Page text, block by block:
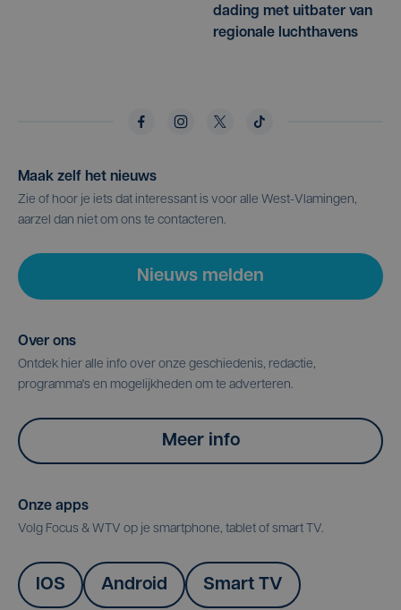
dading met uitbater van
regionale luchthavens
Maak zelf het nieuws
Zie of hoor je iets dat interessant is voor alle West-Vlamingen,
aarzel dan niet om ons te contacteren.
Nieuws melden
Over ons
Ontdek hier alle info over onze geschiedenis, redactie,
programma's en mogelijkheden om te adverteren.
Meer info
Onze apps
Volg Focus & WTV op je smartphone, tablet of smart TV.
IOS Android Smart TV